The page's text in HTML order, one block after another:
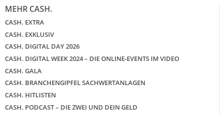
MEHR CASH.
CASH. EXTRA
CASH. EXKLUSIV
CASH. DIGITAL DAY 2026
CASH. DIGITAL WEEK 2024 – DIE ONLINE-EVENTS IM VIDEO
CASH. GALA
CASH. BRANCHENGIPFEL SACHWERTANLAGEN
CASH. HITLISTEN
CASH. PODCAST – DIE ZWEI UND DEIN GELD